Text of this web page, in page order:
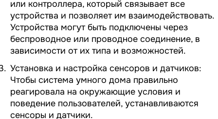
или контроллера, который связывает все
устройства и позволяет им взаимодействовать.
Устройства могут быть подключены через
беспроводное или проводное соединение, в
зависимости от их типа и возможностей.
Установка и настройка сенсоров и датчиков:
Чтобы система умного дома правильно
реагировала на окружающие условия и
поведение пользователей, устанавливаются
сенсоры и датчики.